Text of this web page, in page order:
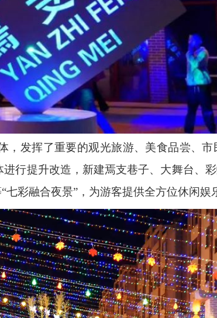
发挥了重要的观光旅游、美食品尝、
行提升改造，新建焉支巷子、大舞台、
彩融合夜景”，为游客提供全方位休闲娱